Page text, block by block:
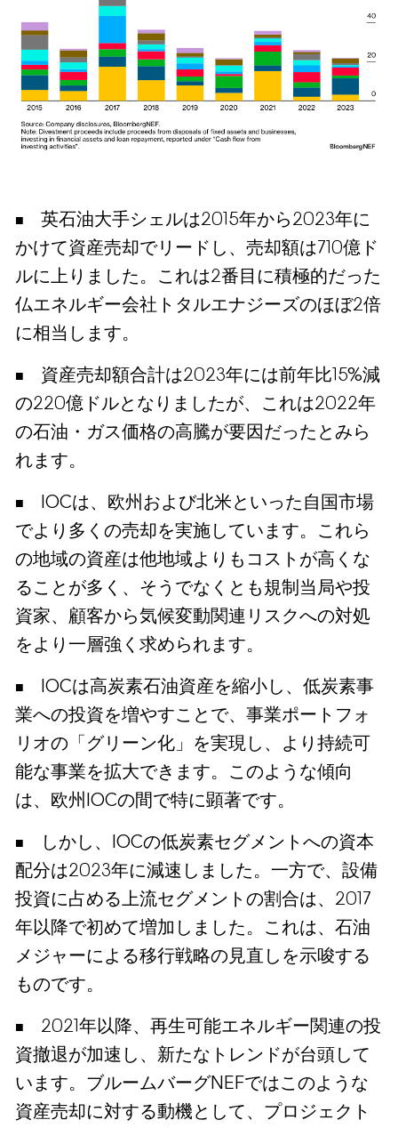
英石油大手シェルは2015年から2023年に
かけて資産売却でリードし、売却額は710億ド
ルに上りました。これは2番目に積極的だった
仏エネルギー会社トタルエナジーズのほぼ2倍
に相当します。
資産売却額合計は2023年には前年比15%減
の220億ドルとなりましたが、これは2022年
の石油・ガス価格の高騰が要因だったとみら
れます。
IOCは、欧州および北米といった自国市場
でより多くの売却を実施しています。これら
の地域の資産は他地域よりもコストが高くな
ることが多く、そうでなくとも規制当局や投
資家、顧客から気候変動関連リスクへの対処
をより一層強く求められます。
IOCは高炭素石油資産を縮小し、低炭素事
業への投資を増やすことで、事業ポートフォ
リオの「グリーン化」を実現し、より持続可
能な事業を拡大できます。このような傾向
は、欧州IOCの間で特に顕著です。
しかし、IOCの低炭素セグメントへの資本
配分は2023年に減速しました。一方で、設備
投資に占める上流セグメントの割合は、2017
年以降で初めて増加しました。これは、石油
メジャーによる移行戦略の見直しを示唆する
ものです。
2021年以降、再生可能エネルギー関連の投
資撤退が加速し、新たなトレンドが台頭して
います。ブルームバーグNEFではこのような
資産売却に対する動機として、プロジェクト